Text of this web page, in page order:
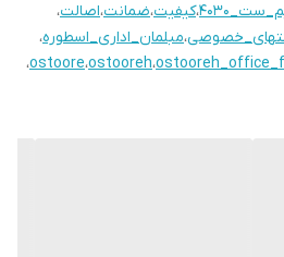
،کیفیت،ضمانت،اصالت،
،مبلمان_اداری_اسطوره،
،ostooreh،ostoore،